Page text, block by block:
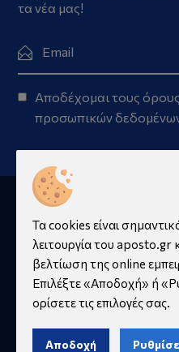
τα νέα μας!
Αποδέχομαι τους
προσωπικών
Τα cookies είναι
λειτουργία του aposto.gr
βελτίωση της online
Επιλέξτε «Αποδοχή» ή
ορίσετε τις επιλογές σας.
Αποδοχή